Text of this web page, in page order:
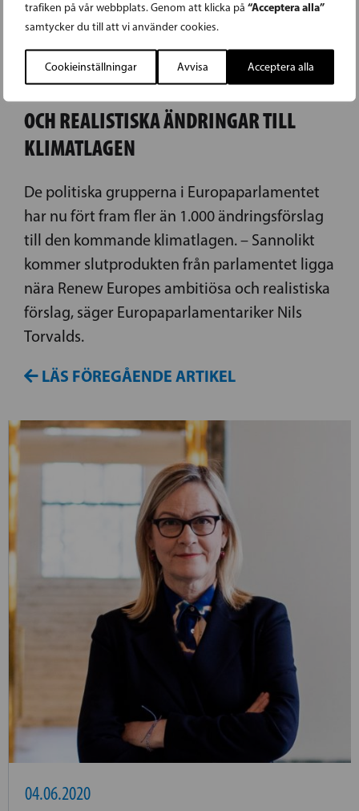
trafiken på vår webbplats. Genom att klicka på “Acceptera alla”
samtycker du till att vi använder cookies.
Cookieinställningar Avvisa Acceptera alla
04.06.2020
TORVALDS: VI FÖRESLÅR AMBITIÖSA
OCH REALISTISKA ÄNDRINGAR TILL
KLIMATLAGEN
De politiska grupperna i Europaparlamentet
har nu fört fram fler än 1.000 ändringsförslag
till den kommande klimatlagen. – Sannolikt
kommer slutprodukten från parlamentet ligga
nära Renew Europes ambitiösa och realistiska
förslag, säger Europaparlamentariker Nils
Torvalds.
LÄS FÖREGÅENDE ARTIKEL
04.06.2020